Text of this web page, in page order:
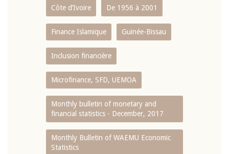
Côte d’Ivoire De 1956 à 2001
Finance Islamique Guinée-Bissau
Inclusion financière
Microfinance, SFD, UEMOA
Monthly bulletin of monetary and
financial statistics - December, 2017
Monthly Bulletin of WAEMU Economic
Statistics